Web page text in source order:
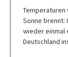
Temperaturen
Sonne brennt:
wieder einmal
Deutschland